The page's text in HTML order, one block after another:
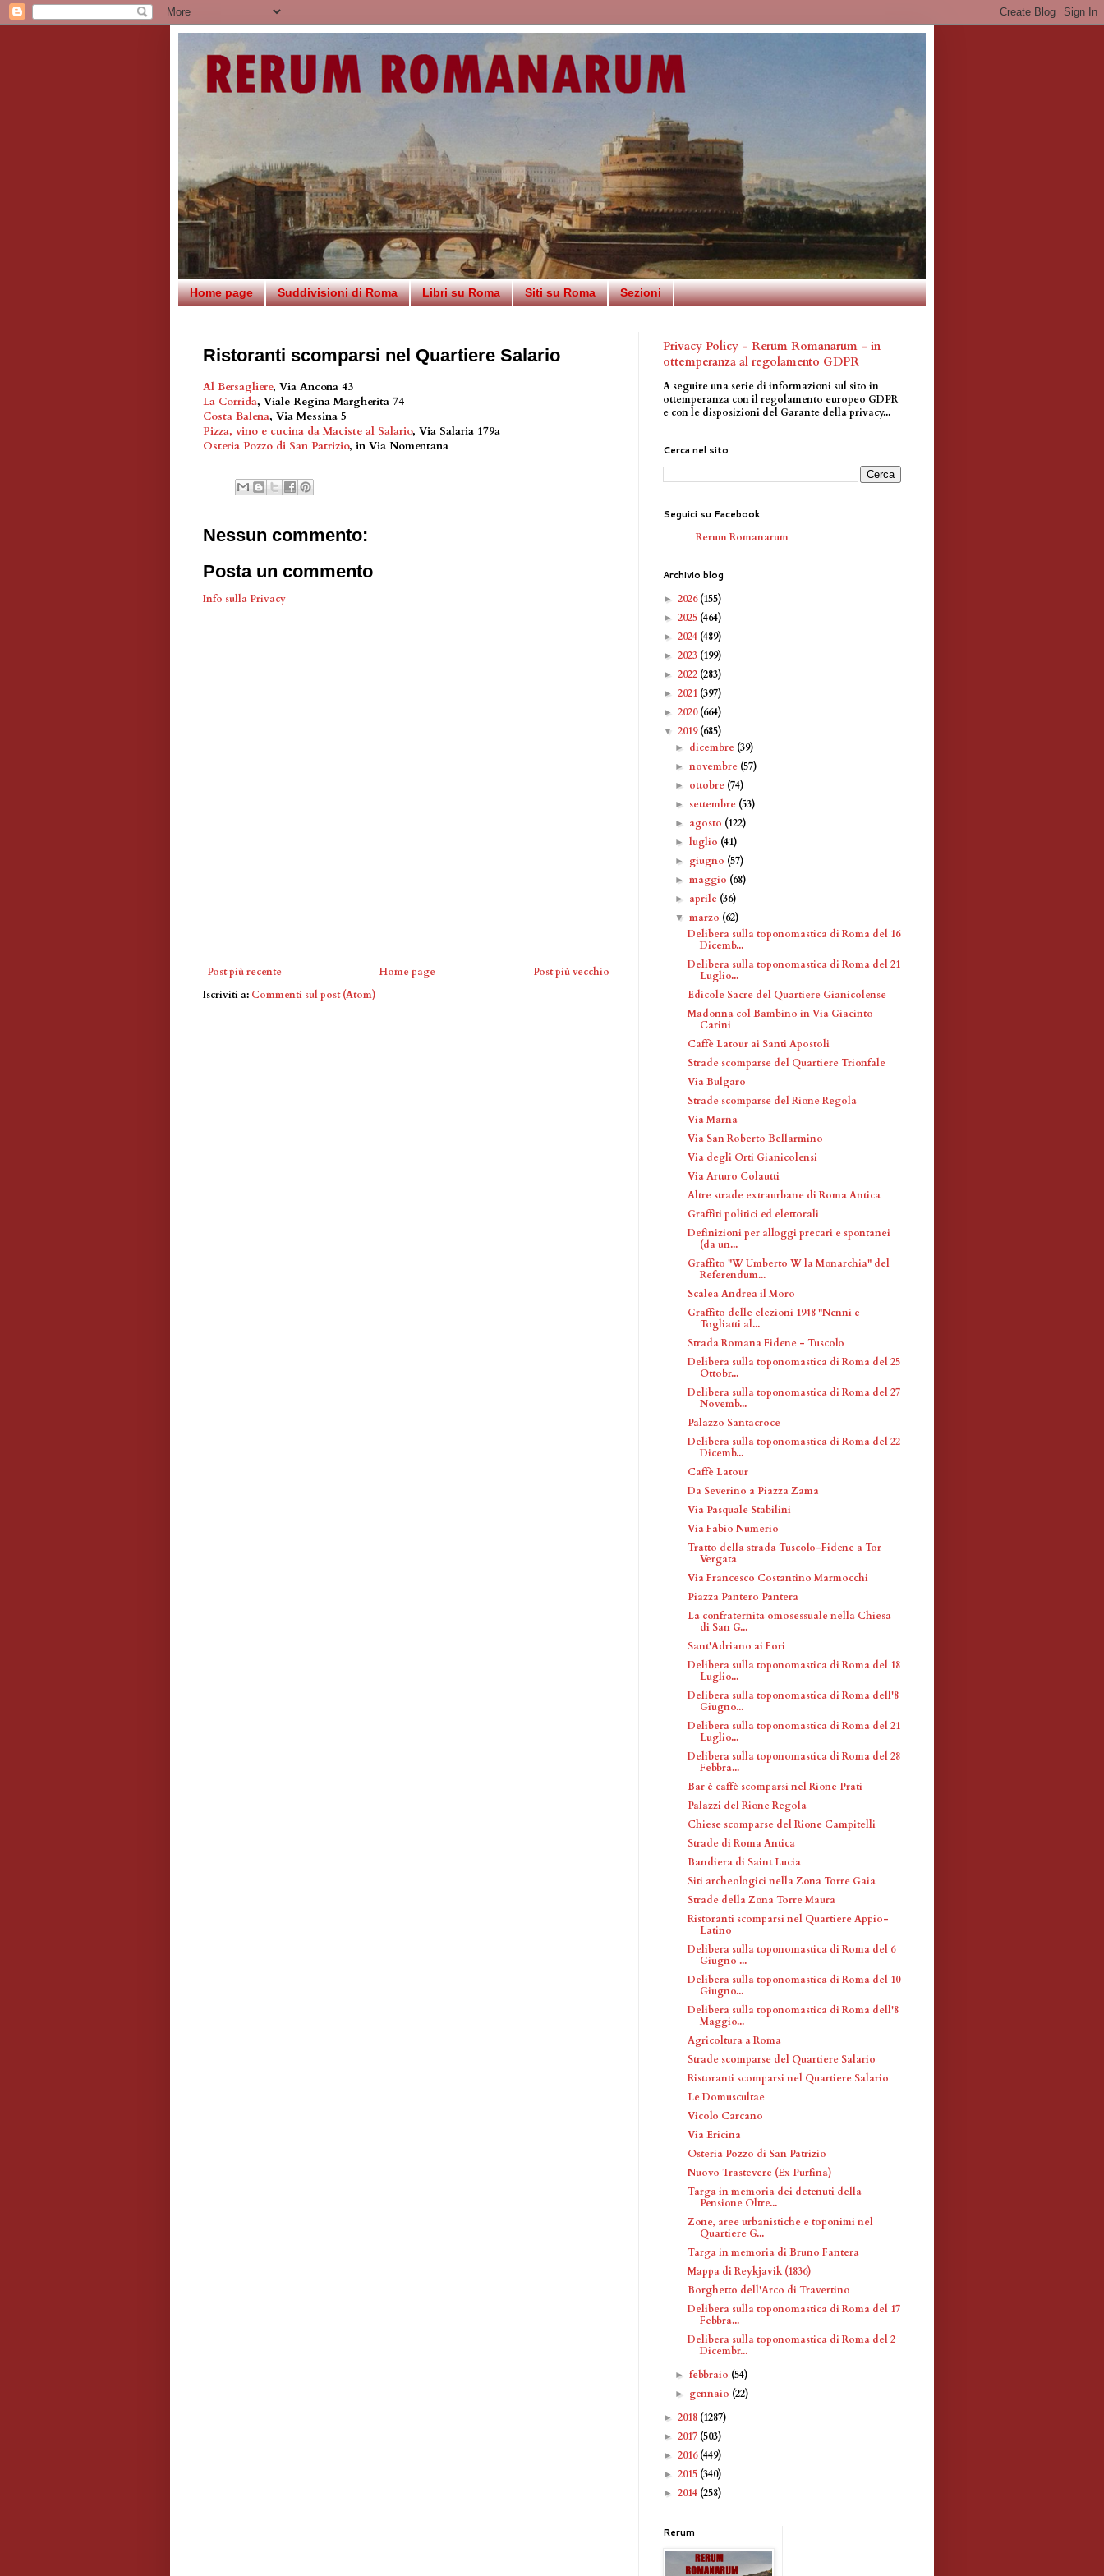
Home page Suddivisioni di Roma Libri su Roma Siti su Roma Sezioni
Ristoranti scomparsi nel Quartiere Salario
Al Bersagliere, Via Ancona 43
La Corrida, Viale Regina Margherita 74
Costa Balena, Via Messina 5
Pizza, vino e cucina da Maciste al Salario, Via Salaria 179a
Osteria Pozzo di San Patrizio, in Via Nomentana
Nessun commento:
Posta un commento
Info sulla Privacy
Post più recente Post più vecchio
Home page
Iscriviti a: Commenti sul post (Atom)
Privacy Policy - Rerum Romanarum - in
ottemperanza al regolamento GDPR
A seguire una serie di informazioni sul sito in
ottemperanza con il regolamento europeo GDPR
e con le disposizioni del Garante della privacy...
Cerca nel sito
Seguici su Facebook
Rerum Romanarum
Archivio blog
► 2026(155)
► 2025 (464)
► 2024 (489)
► 2023 (199)
► 2022 (283)
► 2021 (397)
► 2020(664)
▼ 2019(685)
► dicembre (39)
►novembre (57)
► ottobre (74)
► settembre (53)
► agosto (122)
►luglio (41)
► giugno (57)
►maggio (68)
► aprile (36)
▼marzo (62)
Delibera sulla toponomastica di Roma del 16
Dicemb...
Delibera sulla toponomastica di Roma del 21
Luglio...
Edicole Sacre del Quartiere Gianicolense
Madonna col Bambino in Via Giacinto
Carini
Caffè Latour ai Santi Apostoli
Strade scomparse del Quartiere Trionfale
Via Bulgaro
Strade scomparse del Rione Regola
Via Marna
Via San Roberto Bellarmino
Via degli Orti Gianicolensi
Via Arturo Colautti
Altre strade extraurbane di Roma Antica
Graffiti politici ed elettorali
Definizioni per alloggi precari e spontanei
(da un...
Graffito "W Umberto W la Monarchia" del
Referendum...
Scalea Andrea il Moro
Graffito delle elezioni 1948 "Nenni e
Togliatti al...
Strada Romana Fidene - Tuscolo
Delibera sulla toponomastica di Roma del 25
Ottobr...
Delibera sulla toponomastica di Roma del 27
Novemb...
Palazzo Santacroce
Delibera sulla toponomastica di Roma del 22
Dicemb...
Caffè Latour
Da Severino a Piazza Zama
Via Pasquale Stabilini
Via Fabio Numerio
Tratto della strada Tuscolo-Fidene a Tor
Vergata
Via Francesco Costantino Marmocchi
Piazza Pantero Pantera
La confraternita omosessuale nella Chiesa
di San G...
Sant'Adriano ai Fori
Delibera sulla toponomastica di Roma del 18
Luglio...
Delibera sulla toponomastica di Roma dell'8
Giugno...
Delibera sulla toponomastica di Roma del 21
Luglio...
Delibera sulla toponomastica di Roma del 28
Febbra...
Bar è caffè scomparsi nel Rione Prati
Palazzi del Rione Regola
Chiese scomparse del Rione Campitelli
Strade di Roma Antica
Bandiera di Saint Lucia
Siti archeologici nella Zona Torre Gaia
Strade della Zona Torre Maura
Ristoranti scomparsi nel Quartiere Appio-
Latino
Delibera sulla toponomastica di Roma del 6
Giugno ...
Delibera sulla toponomastica di Roma del 10
Giugno...
Delibera sulla toponomastica di Roma dell'8
Maggio...
Agricoltura a Roma
Strade scomparse del Quartiere Salario
Ristoranti scomparsi nel Quartiere Salario
Le Domuscultae
Vicolo Carcano
Via Ericina
Osteria Pozzo di San Patrizio
Nuovo Trastevere (Ex Purfina)
Targa in memoria dei detenuti della
Pensione Oltre...
Zone, aree urbanistiche e toponimi nel
Quartiere G...
Targa in memoria di Bruno Fantera
Mappa di Reykjavik (1836)
Borghetto dell'Arco di Travertino
Delibera sulla toponomastica di Roma del 17
Febbra...
Delibera sulla toponomastica di Roma del 2
Dicembr...
►febbraio (54)
► gennaio (22)
► 2018 (1287)
► 2017 (503)
► 2016(449)
► 2015 (340)
► 2014 (258)
Rerum